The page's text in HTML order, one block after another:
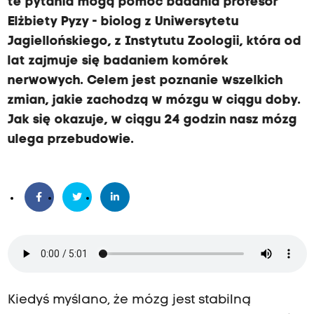
Elżbiety Pyzy - biolog z Uniwersytetu
Jagiellońskiego, z Instytutu Zoologii, która od
lat zajmuje się badaniem komórek
nerwowych. Celem jest poznanie wszelkich
zmian, jakie zachodzą w mózgu w ciągu doby.
Jak się okazuje, w ciągu 24 godzin nasz mózg
ulega przebudowie.
Kiedyś myślano, że mózg jest stabilną